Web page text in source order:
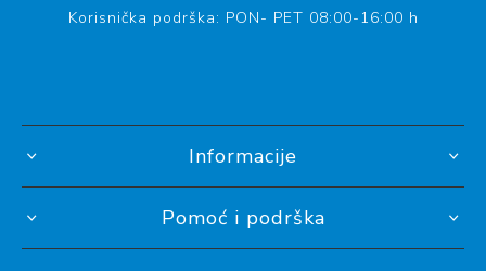
Korisnička podrška: PON- PET 08:00-16:00 h
Informacije
Pomoć i podrška